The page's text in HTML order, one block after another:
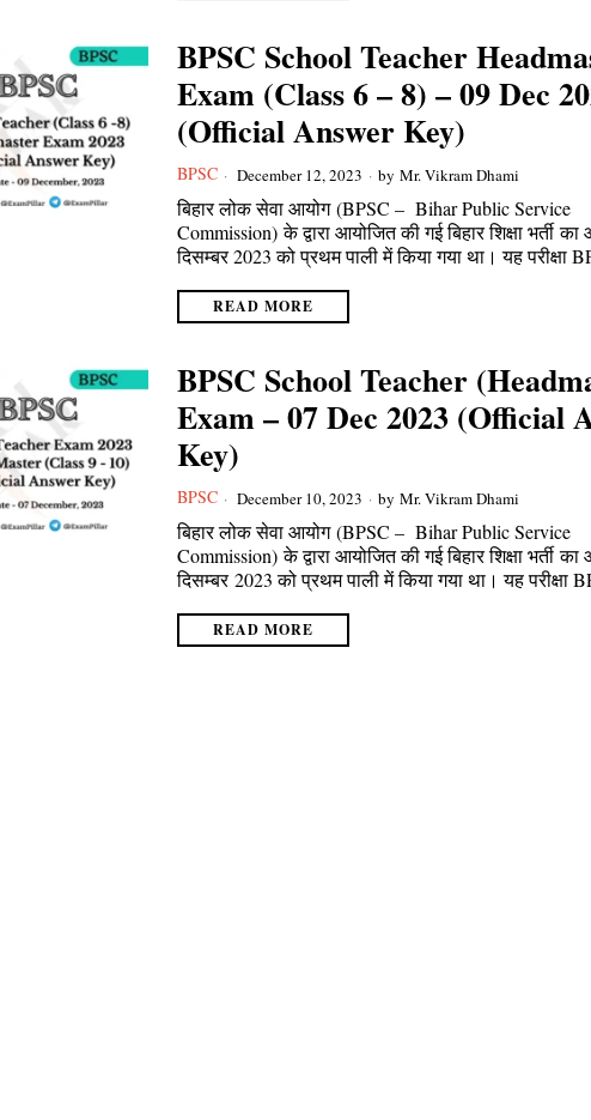
BPSC School Teacher
Exam (Class 6 – 8) – 09 Dec
(Official Answer Key)
BPSC December 12, 2023 by Mr. Vikram Dhami
बिहार लोक सेवा आयोग (BPSC – Bihar Public Service
Commission) के द्वारा आयोजित की गई बिहार शिक्षा भर्ती
दिसम्बर 2023 को प्रथम पाली में किया गया था। यह परीक्षा
READ MORE
BPSC School Teacher
Exam – 07 Dec 2023 (Official
Key)
BPSC December 10, 2023 by Mr. Vikram Dhami
बिहार लोक सेवा आयोग (BPSC – Bihar Public Service
Commission) के द्वारा आयोजित की गई बिहार शिक्षा भर्ती
दिसम्बर 2023 को प्रथम पाली में किया गया था। यह परीक्षा
READ MORE